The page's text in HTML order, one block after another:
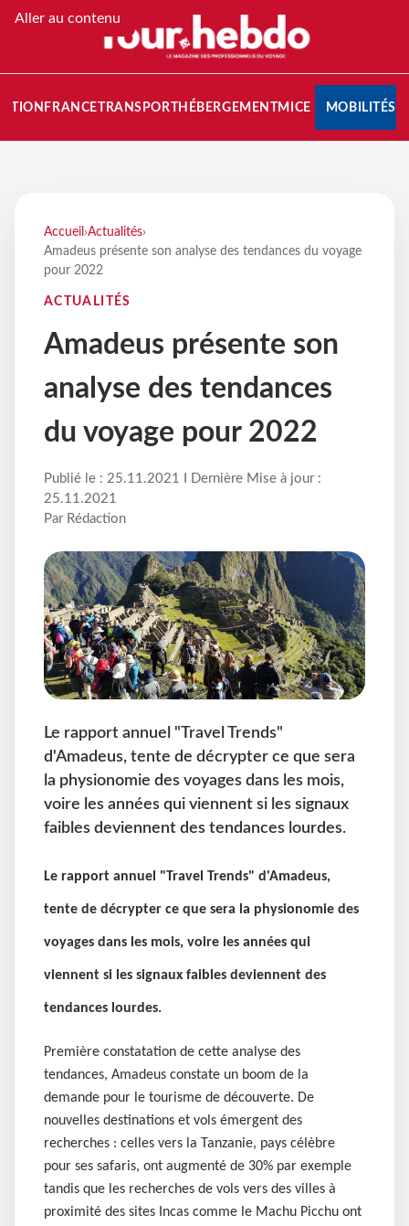
Aller au contenu
FRANCETRANSPORT HÉBERGEMENTMICE MOBILITÉS
Accueil ›Actualités›
Amadeus présente son analyse des tendances du voyage
pour 2022
ACTUALITÉS
Amadeus présente son
analyse des tendances
du voyage pour 2022
Publié le : 25.11.2021 I Dernière Mise à jour :
25.11.2021
Par Rédaction
Le rapport annuel "Travel Trends"
d'Amadeus, tente de décrypter ce que sera
la physionomie des voyages dans les mois,
voire les années qui viennent si les signaux
faibles deviennent des tendances lourdes.
Le rapport annuel "Travel Trends" d'Amadeus,
tente de décrypter ce que sera la physionomie des
voyages dans les mois, voire les années qui
viennent si les signaux faibles deviennent des
tendances lourdes.
Première constatation de cette analyse des
tendances, Amadeus constate un boom de la
demande pour le tourisme de découverte. De
nouvelles destinations et vols émergent des
recherches : celles vers la Tanzanie, pays célèbre
pour ses safaris, ont augmenté de 30% par exemple
tandis que les recherches de vols vers des villes à
proximité des sites Incas comme le Machu Picchu ont